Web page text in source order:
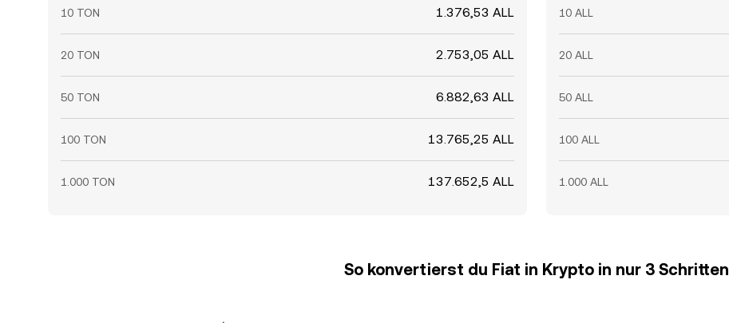
10 TON 1.376,53 ALL
20 TON 2.753,05 ALL
50 TON 6.882,63 ALL
100 TON 13.765,25 ALL
1.000 TON 137.652,5 ALL
10 ALL
20 ALL
50 ALL
100 ALL
1.000 ALL
So konvertierst du Fiat in Krypto in nur 3 Schritten